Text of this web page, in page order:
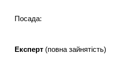
Посада:
Експерт (повна зайнятість)